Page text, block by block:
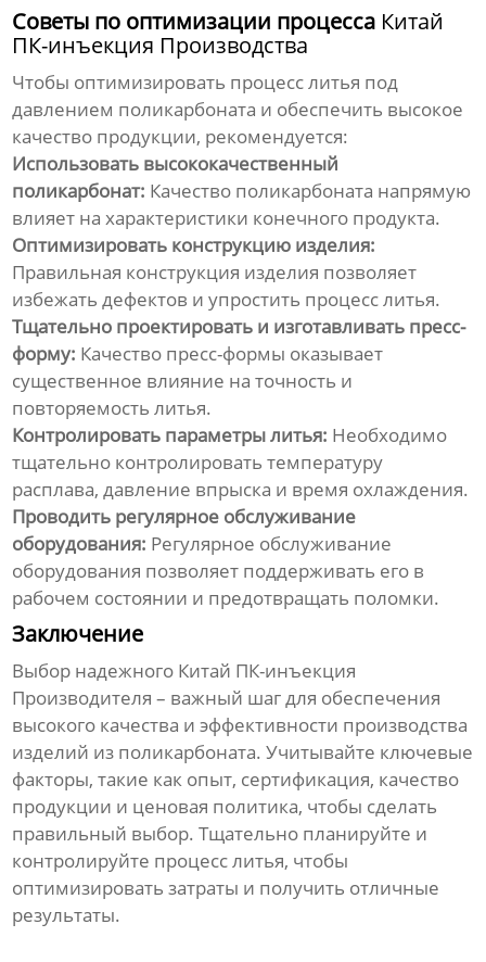
Советы по оптимизации процесса Китай
ПК-инъекция Производства
Чтобы оптимизировать процесс литья под
давлением поликарбоната и обеспечить высокое
качество продукции, рекомендуется:
Использовать высококачественный
поликарбонат: Качество поликарбоната напрямую
влияет на характеристики конечного продукта.
Оптимизировать конструкцию изделия:
Правильная конструкция изделия позволяет
избежать дефектов и упростить процесс литья.
Тщательно проектировать и изготавливать пресс-
форму: Качество пресс-формы оказывает
существенное влияние на точность и
повторяемость литья.
Контролировать параметры литья: Необходимо
тщательно контролировать температуру
расплава, давление впрыска и время охлаждения.
Проводить регулярное обслуживание
оборудования: Регулярное обслуживание
оборудования позволяет поддерживать его в
рабочем состоянии и предотвращать поломки.
Заключение
Выбор надежного Китай ПК-инъекция
Производителя – важный шаг для обеспечения
высокого качества и эффективности производства
изделий из поликарбоната. Учитывайте ключевые
факторы, такие как опыт, сертификация, качество
продукции и ценовая политика, чтобы сделать
правильный выбор. Тщательно планируйте и
контролируйте процесс литья, чтобы
оптимизировать затраты и получить отличные
результаты.